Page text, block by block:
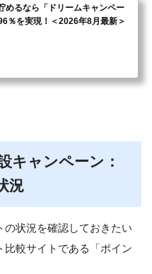
めるなら「ドリームキャンペー
％を実現！＜2026年8月最新＞
キャンペーン：
況
状況を確認しておきたい
比較サイトである「ポイン